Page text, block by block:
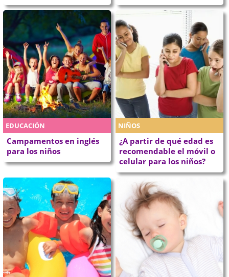
EDUCACIÓN
Campamentos en inglés
para los niños
NIÑOS
¿A partir de qué edad es
recomendable el móvil o
celular para los niños?